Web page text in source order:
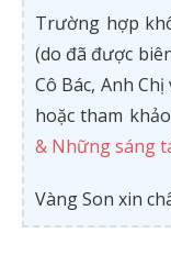
Trường hợp
(do đã được
Cô Bác, Anh
hoặc tham
& Những sáng
Vàng Son xin